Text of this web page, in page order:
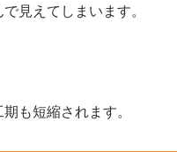
見えてしまいます。
も短縮されます。